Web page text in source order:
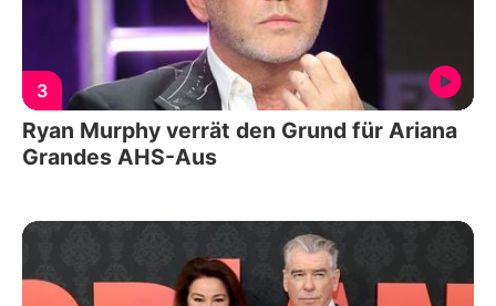
3
Ryan Murphy verrät den Grund für Ariana
Grandes AHS-Aus